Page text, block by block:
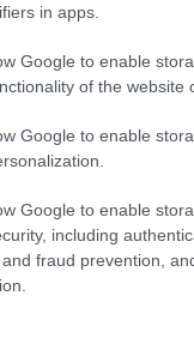
in apps.
Google to enable
of the website
Google to enable
Google to enable
including
fraud prevention,
strony
jest dobra w
Starray EM-i
się wykazywać
Układ
w ustawieniu
nam